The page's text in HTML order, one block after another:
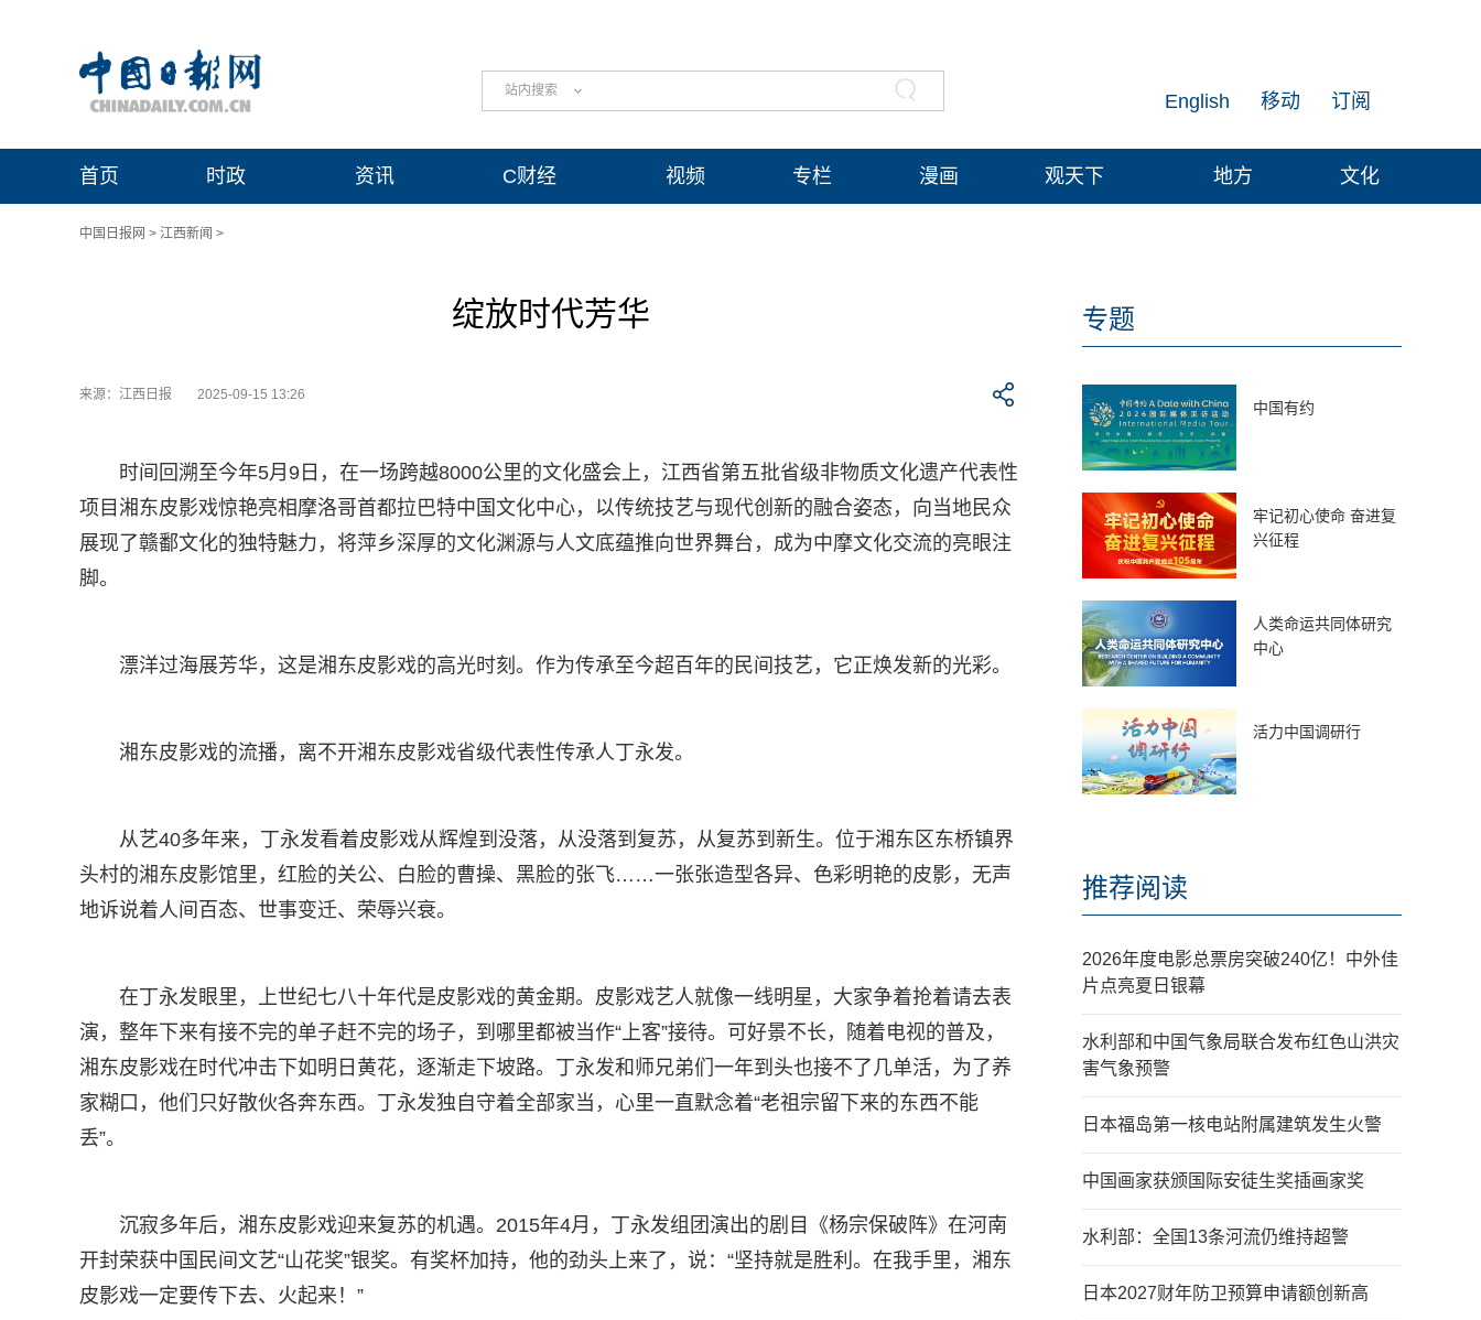
站内搜索 订阅
移动
English
首页 时政 资讯 C财经 视频 专栏 漫画 观天下 地方 文化
中国日报网 > 江西新闻 >
绽放时代芳华
来源：江西日报 2025-09-15 13:26
时间回溯至今年5月9日，在一场跨越8000公里的文化盛会上，江西省第五批省级非物质文化遗产代表性
项目湘东皮影戏惊艳亮相摩洛哥首都拉巴特中国文化中心，以传统技艺与现代创新的融合姿态，向当地民众
展现了赣鄱文化的独特魅力，将萍乡深厚的文化渊源与人文底蕴推向世界舞台，成为中摩文化交流的亮眼注
脚。
漂洋过海展芳华，这是湘东皮影戏的高光时刻。作为传承至今超百年的民间技艺，它正焕发新的光彩。
湘东皮影戏的流播，离不开湘东皮影戏省级代表性传承人丁永发。
从艺40多年来，丁永发看着皮影戏从辉煌到没落，从没落到复苏，从复苏到新生。位于湘东区东桥镇界
头村的湘东皮影馆里，红脸的关公、白脸的曹操、黑脸的张飞……一张张造型各异、色彩明艳的皮影，无声
地诉说着人间百态、世事变迁、荣辱兴衰。
在丁永发眼里，上世纪七八十年代是皮影戏的黄金期。皮影戏艺人就像一线明星，大家争着抢着请去表
演，整年下来有接不完的单子赶不完的场子，到哪里都被当作“上客”接待。可好景不长，随着电视的普及，
湘东皮影戏在时代冲击下如明日黄花，逐渐走下坡路。丁永发和师兄弟们一年到头也接不了几单活，为了养
家糊口，他们只好散伙各奔东西。丁永发独自守着全部家当，心里一直默念着“老祖宗留下来的东西不能
丢”。
沉寂多年后，湘东皮影戏迎来复苏的机遇。2015年4月，丁永发组团演出的剧目《杨宗保破阵》在河南
开封荣获中国民间文艺“山花奖”银奖。有奖杯加持，他的劲头上来了，说：“坚持就是胜利。在我手里，湘东
皮影戏一定要传下去、火起来！”
专题
中国有约
牢记初心使命 奋进复
兴征程
人类命运共同体研究
中心
活力中国调研行
推荐阅读
2026年度电影总票房突破240亿！中外佳
片点亮夏日银幕
水利部和中国气象局联合发布红色山洪灾
害气象预警
日本福岛第一核电站附属建筑发生火警
中国画家获颁国际安徒生奖插画家奖
水利部：全国13条河流仍维持超警
日本2027财年防卫预算申请额创新高